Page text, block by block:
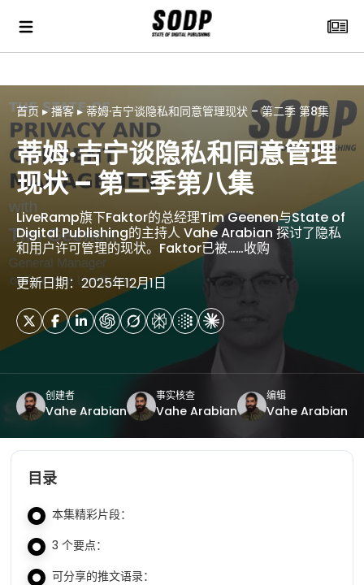
首页 ▸播客 ▸蒂姆·吉宁谈隐私和同意管理现状 – 第二季 第8集
蒂姆·吉宁谈隐私和同意管理
现状 – 第二季第八集
LiveRamp旗下Faktor的总经理Tim Geenen与State of
Digital Publishing的主持人 Vahe Arabian 探讨了隐私
和用户许可管理的现状。Faktor已被……收购
更新日期：2025年12月1日
创建者
Vahe Arabian
事实核查
Vahe Arabian
编辑
Vahe Arabian
目录
本集精彩片段：
3 个要点：
可分享的推文语录：